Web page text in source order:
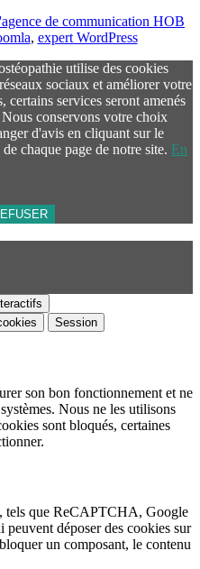
de communication HOB
, expert WordPress
utilise des cookies
sociaux et améliorer votre
certains services seront amenés
conservons votre choix
d'avis en cliquant sur le
chaque page de notre site. En
Session
son bon fonctionnement et ne
Nous ne les utilisons
sont bloqués, certaines
tels que ReCAPTCHA, Google
déposer des cookies sur
un composant, le contenu